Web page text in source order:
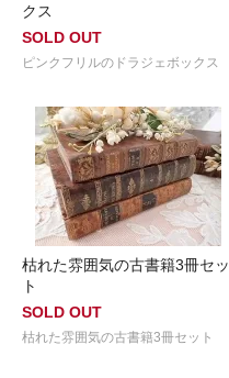
クス
SOLD OUT
ピンクフリルのドラジェボックス
枯れた雰囲気の古書籍3冊セッ
ト
SOLD OUT
枯れた雰囲気の古書籍3冊セット